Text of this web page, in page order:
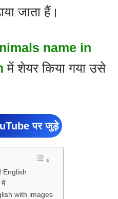
जाता हैं।
name in
में शेयर किया गया उसे
पर जुड़े
English
में
with images